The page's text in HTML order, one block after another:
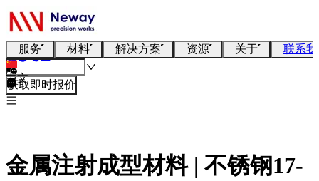
服务 材料 解决方案 资源 关于 联系
中文
获取即时报价
金属注射成型材料 | 不锈钢17-